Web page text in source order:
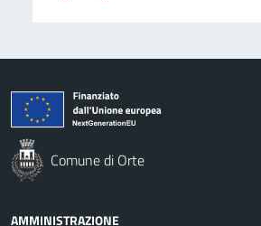
Comune di Orte
AMMINISTRAZIONE